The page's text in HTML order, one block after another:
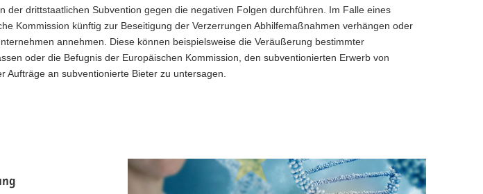
der drittstaatlichen Subvention gegen die negativen Folgen durchführen. Im Falle eines
Kommission künftig zur Beseitigung der Verzerrungen Abhilfemaßnahmen verhängen oder
annehmen. Diese können beispielsweise die Veräußerung bestimmter
oder die Befugnis der Europäischen Kommission, den subventionierten Erwerb von
Aufträge an subventionierte Bieter zu untersagen.